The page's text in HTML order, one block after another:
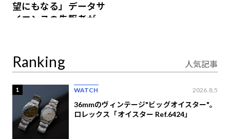
望にもなる」データサ
イエンスの先駆者が語
Ranking 人気記事
1 WATCH 2026.8.5
36mmのヴィンテージ"ビッグオイスター"。
ロレックス「オイスター Ref.6424」